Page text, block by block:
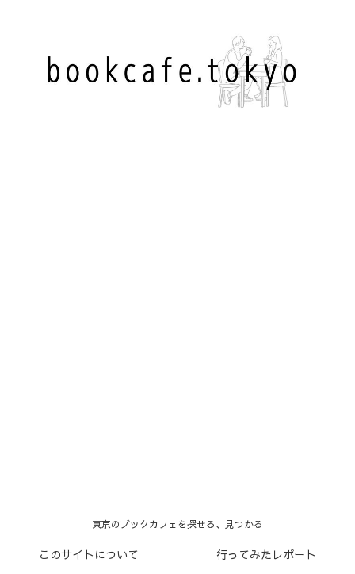
東京のブックカフェを探せる、見つかる
このサイトについて 行ってみたレポート